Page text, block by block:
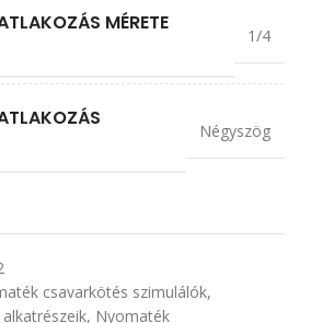
MÉRETE
1/4
Négyszög
csavarkötés szimulálók,
, Nyomaték